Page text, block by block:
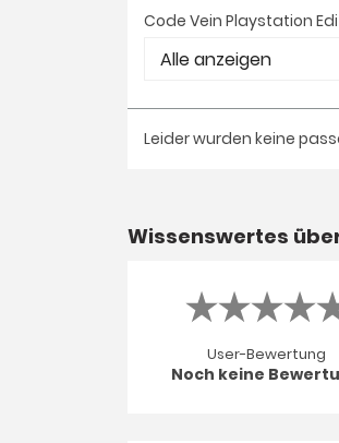
Code Vein Playstation
Leider wurden keine
Wissenswertes
User-Bewertung
Noch keine